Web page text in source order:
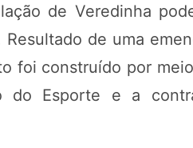
de Veredinha
de uma
foi construído por
Esporte e a